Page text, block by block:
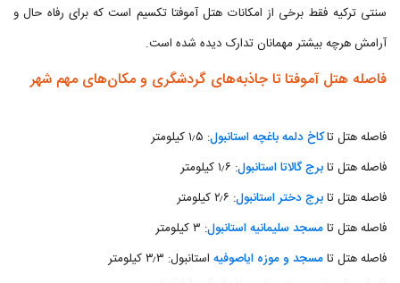
سنتی ترکیه فقط برخی از امکانات هتل آموفتا تکسیم است که برای رفاه حال و
آرامش هرچه بیشتر مهمانان تدارک دیده شده است.
فاصله هتل آموفتا تا جاذبه‌های گردشگری و مکان‌های مهم شهر
فاصله هتل تاکاخ دلمه باغچه استانبول: ۱٫۵ کیلومتر
فاصله هتل تابرج گالاتا استانبول: ۱٫۶ کیلومتر
فاصله هتل تابرج دختر استانبول: ۲٫۶ کیلومتر
فاصله هتل تامسجد سلیمانیه استانبول: ۳ کیلومتر
فاصله هتل تامسجد و موزه ایاصوفیه استانبول: ۳٫۳ کیلومتر